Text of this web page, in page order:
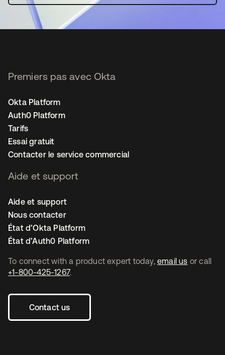
To connect with a product expert today, email us or call
+1-800-425-1267.
Contact us
Premiers pas avec Okta
Okta Platform
Auth0 Platform
Tarifs
Essai gratuit
Contacter le service commercial
Aide et support
Aide et support
Nous contacter
État d’Okta Platform
État d’Auth0 Platform